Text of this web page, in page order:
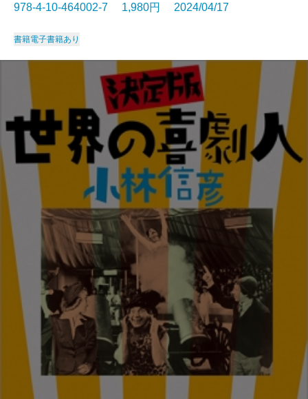
978-4-10-464002-7 1,980円 2024/04/17
書籍電子書籍あり